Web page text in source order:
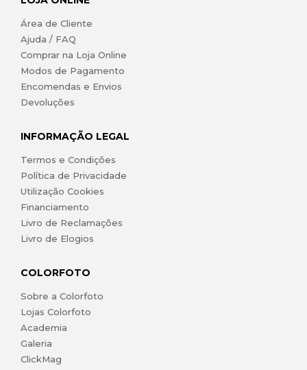
Área de Cliente
Ajuda / FAQ
Comprar na Loja Online
Modos de Pagamento
Encomendas e Envios
Devoluções
INFORMAÇÃO LEGAL
Termos e Condições
Política de Privacidade
Utilização Cookies
Financiamento
Livro de Reclamações
Livro de Elogios
COLORFOTO
Sobre a Colorfoto
Lojas Colorfoto
Academia
Galeria
ClickMag